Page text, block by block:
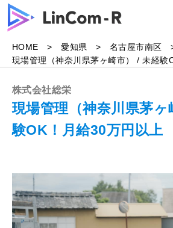
トップ
求人一覧
企業様はこち
無料で相談す
HOME 愛知県
名古屋市南区
現場管理（神奈川県茅ヶ崎市） / 未経験
株式会社総栄
現場管理（神奈川県茅ヶ
験OK！月給30万円以上